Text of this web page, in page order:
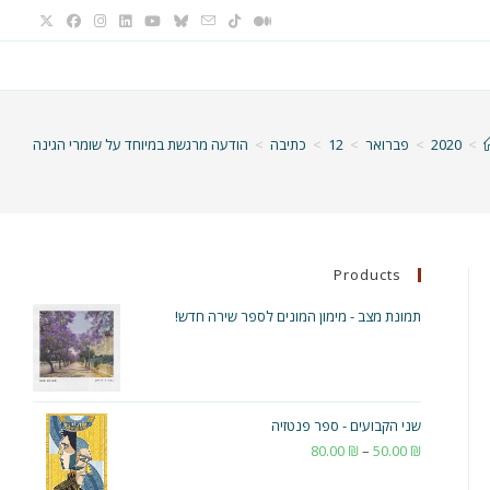
>
2020
> פברואר >
12
> כתיבה > הודעה מרגשת במיוחד על שומרי הגינה
Products
תמונת מצב - מימון המונים לספר שירה חדש!
שני הקבועים - ספר פנטזיה
50.00 ₪
–
80.00 ₪
טווח